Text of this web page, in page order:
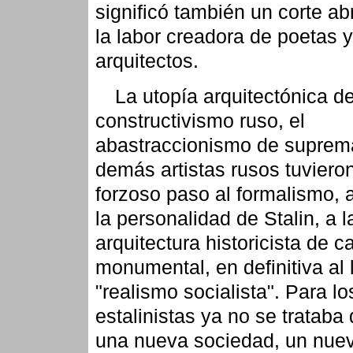
significó también un corte
la labor creadora de poetas y
arquitectos.
La utopía arquitectónica
constructivismo ruso, el
abastraccionismo de
demás artistas rusos
forzoso paso al formalismo,
la personalidad de Stalin, a
arquitectura historicista de
monumental, en definitiva al
"realismo socialista". Para
estalinistas ya no se trataba
una nueva sociedad, un